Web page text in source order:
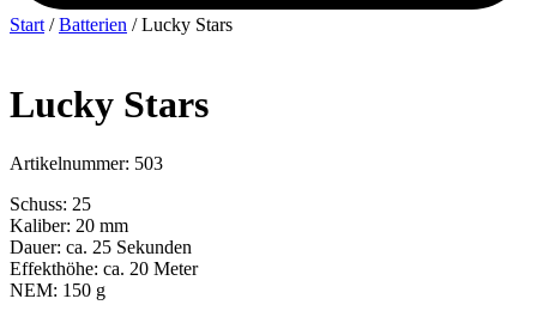
Start /Batterien / Lucky Stars
Lucky Stars
Artikelnummer: 503
Schuss: 25
Kaliber: 20 mm
Dauer: ca. 25 Sekunden
Effekthöhe: ca. 20 Meter
NEM: 150 g